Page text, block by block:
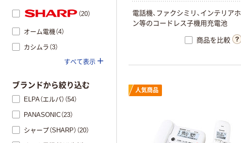
電話機、ファクシミリ、インテリアホ
ン等のコードレス子機用充電池
商品を比較
人気商品
（20）
オーム電機（4）
カシムラ（3）
すべて表示
ブランドから絞り込む
ELPA（エルパ）（54）
PANASONIC（23）
シャープ（SHARP）（20）